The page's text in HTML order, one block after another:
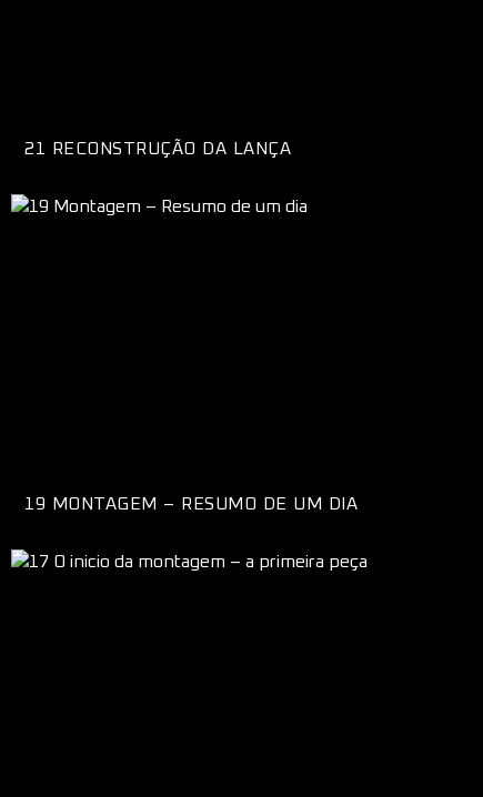
21 RECONSTRUÇÃO DA LANÇA
19 MONTAGEM – RESUMO DE UM DIA